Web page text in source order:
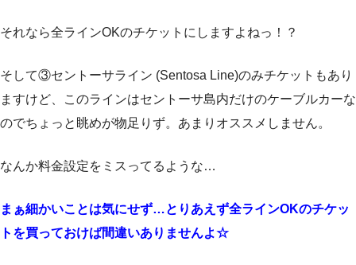
それなら全ラインOKのチケットにしますよねっ！？
そして③セントーサライン (Sentosa Line)のみチケットもあり
ますけど、このラインはセントーサ島内だけのケーブルカーな
のでちょっと眺めが物足りず。あまりオススメしません。
なんか料金設定をミスってるような…
まぁ細かいことは気にせず…とりあえず全ラインOKのチケッ
トを買っておけば間違いありませんよ☆